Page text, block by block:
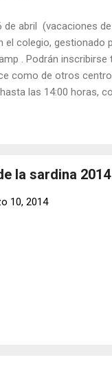
de abril (vacaciones
el colegio, gestionado
. Podrán inscribirse
como de otros
las 14:00 horas,
16:00 horas con
traer su comida)
sin comedor 8 € 9
o tardía : 2,5 €
Y
rogamos a los
la sardina 2014
10, 2014